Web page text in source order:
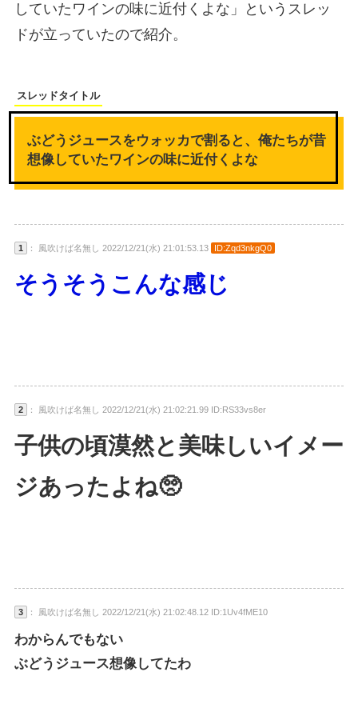
していたワインの味に近付くよな」というスレッ
ドが立っていたので紹介。
スレッドタイトル
ぶどうジュースをウォッカで割ると、俺たちが昔
想像していたワインの味に近付くよな
1 ： 風吹けば名無し 2022/12/21(水) 21:01:53.13 ID:Zqd3nkgQ0
そうそうこんな感じ
2 ： 風吹けば名無し 2022/12/21(水) 21:02:21.99 ID:RS33vs8er
子供の頃漠然と美味しいイメー
ジあったよね🥺
3 ： 風吹けば名無し 2022/12/21(水) 21:02:48.12 ID:1Uv4fME10
わからんでもない
ぶどうジュース想像してたわ